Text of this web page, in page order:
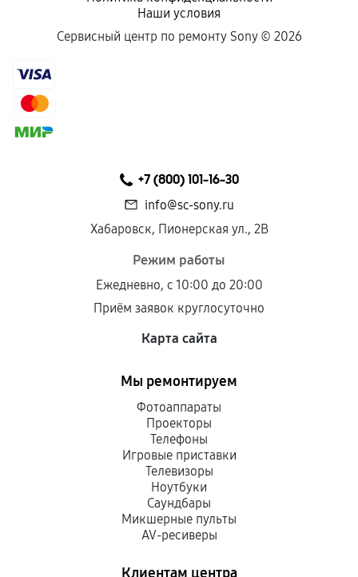
Наши условия
Сервисный центр по ремонту Sony © 2026
+7 (800) 101-16-30
info@sc-sony.ru
Хабаровск, Пионерская ул., 2В
Режим работы
Ежедневно, с 10:00 до 20:00
Приём заявок круглосуточно
Карта сайта
Мы ремонтируем
Фотоаппараты
Проекторы
Телефоны
Игровые приставки
Телевизоры
Ноутбуки
Саундбары
Микшерные пульты
AV-ресиверы
Клиентам центра